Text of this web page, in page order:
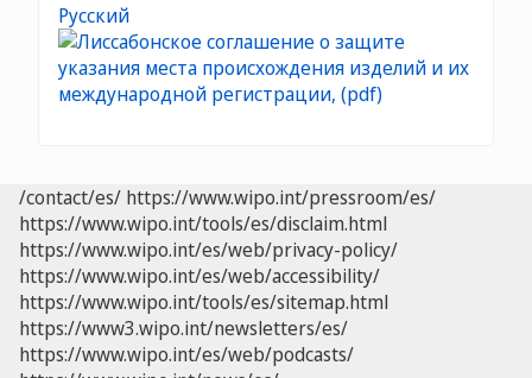
Русский
/contact/es/ https://www.wipo.int/pressroom/es/
https://www.wipo.int/tools/es/disclaim.html
https://www.wipo.int/es/web/privacy-policy/
https://www.wipo.int/es/web/accessibility/
https://www.wipo.int/tools/es/sitemap.html
https://www3.wipo.int/newsletters/es/
https://www.wipo.int/es/web/podcasts/